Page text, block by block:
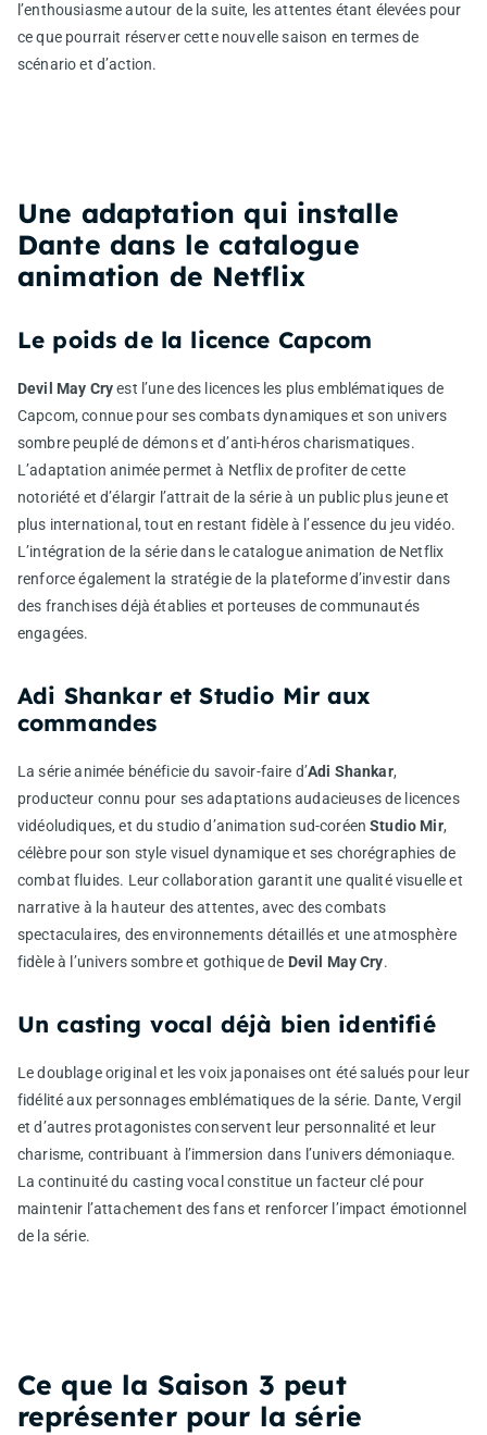
l’enthousiasme autour de la suite, les attentes étant élevées pour
ce que pourrait réserver cette nouvelle saison en termes de
scénario et d’action.
Une adaptation qui installe
Dante dans le catalogue
animation de Netflix
Le poids de la licence Capcom
Devil May Cryest l’une des licences les plus emblématiques de
Capcom, connue pour ses combats dynamiques et son univers
sombre peuplé de démons et d’anti-héros charismatiques.
L’adaptation animée permet à Netflix de profiter de cette
notoriété et d’élargir l’attrait de la série à un public plus jeune et
plus international, tout en restant fidèle à l’essence du jeu vidéo.
L’intégration de la série dans le catalogue animation de Netflix
renforce également la stratégie de la plateforme d’investir dans
des franchises déjà établies et porteuses de communautés
engagées.
Adi Shankar et Studio Mir aux
commandes
La série animée bénéficie du savoir-faire d’Adi Shankar,
producteur connu pour ses adaptations audacieuses de licences
vidéoludiques, et du studio d’animation sud-coréenStudio Mir,
célèbre pour son style visuel dynamique et ses chorégraphies de
combat fluides. Leur collaboration garantit une qualité visuelle et
narrative à la hauteur des attentes, avec des combats
spectaculaires, des environnements détaillés et une atmosphère
fidèle à l’univers sombre et gothique de Devil May Cry.
Un casting vocal déjà bien identifié
Le doublage original et les voix japonaises ont été salués pour leur
fidélité aux personnages emblématiques de la série. Dante, Vergil
et d’autres protagonistes conservent leur personnalité et leur
charisme, contribuant à l’immersion dans l’univers démoniaque.
La continuité du casting vocal constitue un facteur clé pour
maintenir l’attachement des fans et renforcer l’impact émotionnel
de la série.
Ce que la Saison 3 peut
représenter pour la série